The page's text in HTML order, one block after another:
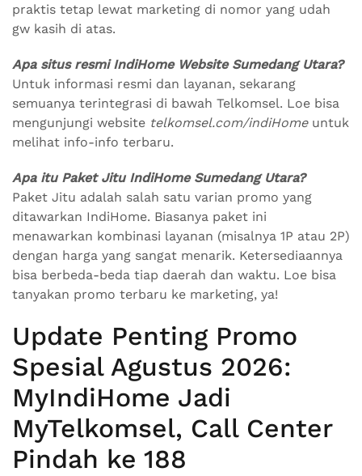
praktis tetap lewat marketing di nomor yang udah
gw kasih di atas.
Apa situs resmi IndiHome Website Sumedang Utara?
Untuk informasi resmi dan layanan, sekarang
semuanya terintegrasi di bawah Telkomsel. Loe bisa
mengunjungi website telkomsel.com/indiHomeuntuk
melihat info-info terbaru.
Apa itu Paket Jitu IndiHome Sumedang Utara?
Paket Jitu adalah salah satu varian promo yang
ditawarkan IndiHome. Biasanya paket ini
menawarkan kombinasi layanan (misalnya 1P atau 2P)
dengan harga yang sangat menarik. Ketersediaannya
bisa berbeda-beda tiap daerah dan waktu. Loe bisa
tanyakan promo terbaru ke marketing, ya!
Update Penting Promo
Spesial Agustus 2026:
MyIndiHome Jadi
MyTelkomsel, Call Center
Pindah ke 188